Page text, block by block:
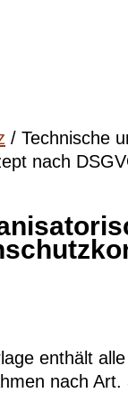
/ Technische
nach
enthält
nach